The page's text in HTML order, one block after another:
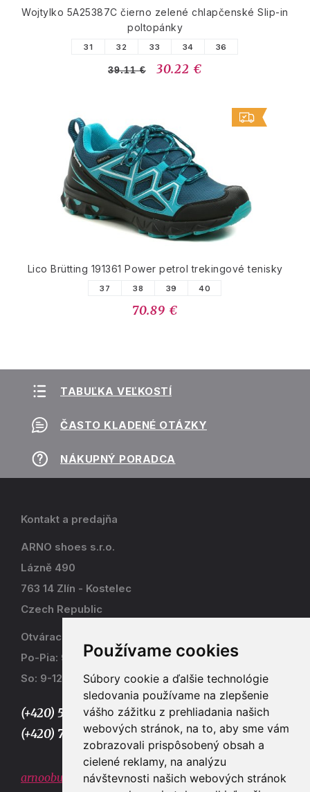
Používame cookies
Súbory cookie a ďalšie technológie
sledovania používame na zlepšenie
vášho zážitku z prehliadania našich
webových stránok, na to, aby sme vám
zobrazovali prispôsobený obsah a
cielené reklamy, na analýzu
návštevnosti našich webových stránok
Wojtylko 5A25387C čierno zelené chlapčenské Slip-in
poltopánky
31 32 33 34 36
39.11 € 30.22 €
Lico Brütting 191361 Power petrol trekingové tenisky
37 38 39 40
70.89 €
TABUĽKA VEĽKOSTÍ
ČASTO KLADENÉ OTÁZKY
NÁKUPNÝ PORADCA
Kontakt a predajňa
ARNO shoes s.r.o.
Lázně 490
763 14 Zlín - Kostelec
Czech Republic
Otváracia doba
Po-Pia: 9-17
So: 9-12
(+420) 577 915 036,
(+420) 773 667 390
arnoobuv@gmail.com